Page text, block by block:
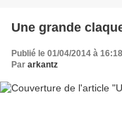
Une grande
Publié le 01/04/2014 à 16:18
Par arkantz